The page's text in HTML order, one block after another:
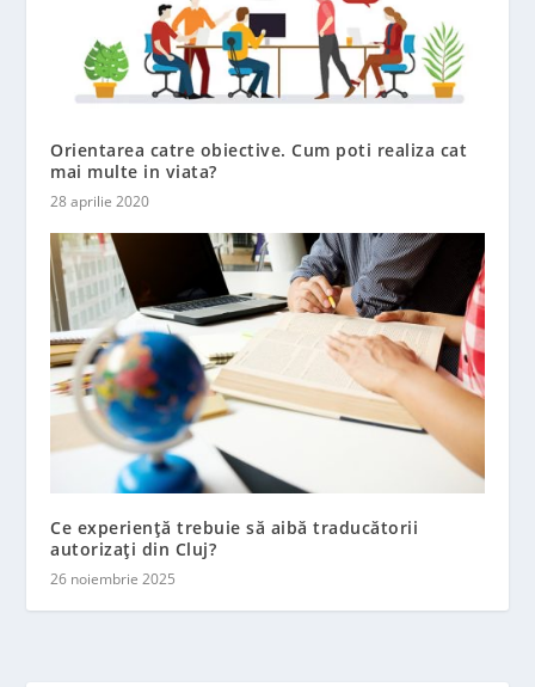
Orientarea catre obiective. Cum poti realiza cat
mai multe in viata?
28 aprilie 2020
Ce experiență trebuie să aibă traducătorii
autorizați din Cluj?
26 noiembrie 2025